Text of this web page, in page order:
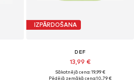
IZPĀRDOŠANA
DEF
13,99 €
Sākotnējā cena: 19,99 €
Pēdējā zemākā cena:10,79 €